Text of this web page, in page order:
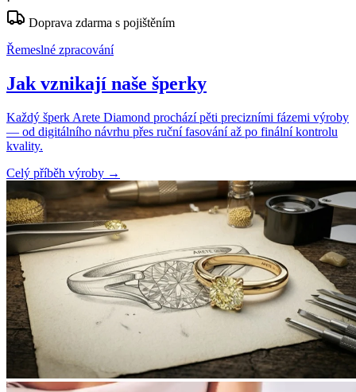
Doprava zdarma s pojištěním
Řemeslné zpracování
Jak vznikají naše šperky
Každý šperk Arete Diamond prochází pěti precizními fázemi výroby
— od digitálního návrhu přes ruční fasování až po finální kontrolu
kvality.
Celý příběh výroby →